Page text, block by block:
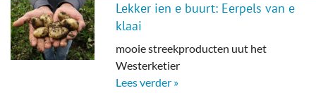
Lekker ien e buurt: Eerpels van e
klaai
mooie streekproducten uut het
Westerketier
Lees verder »